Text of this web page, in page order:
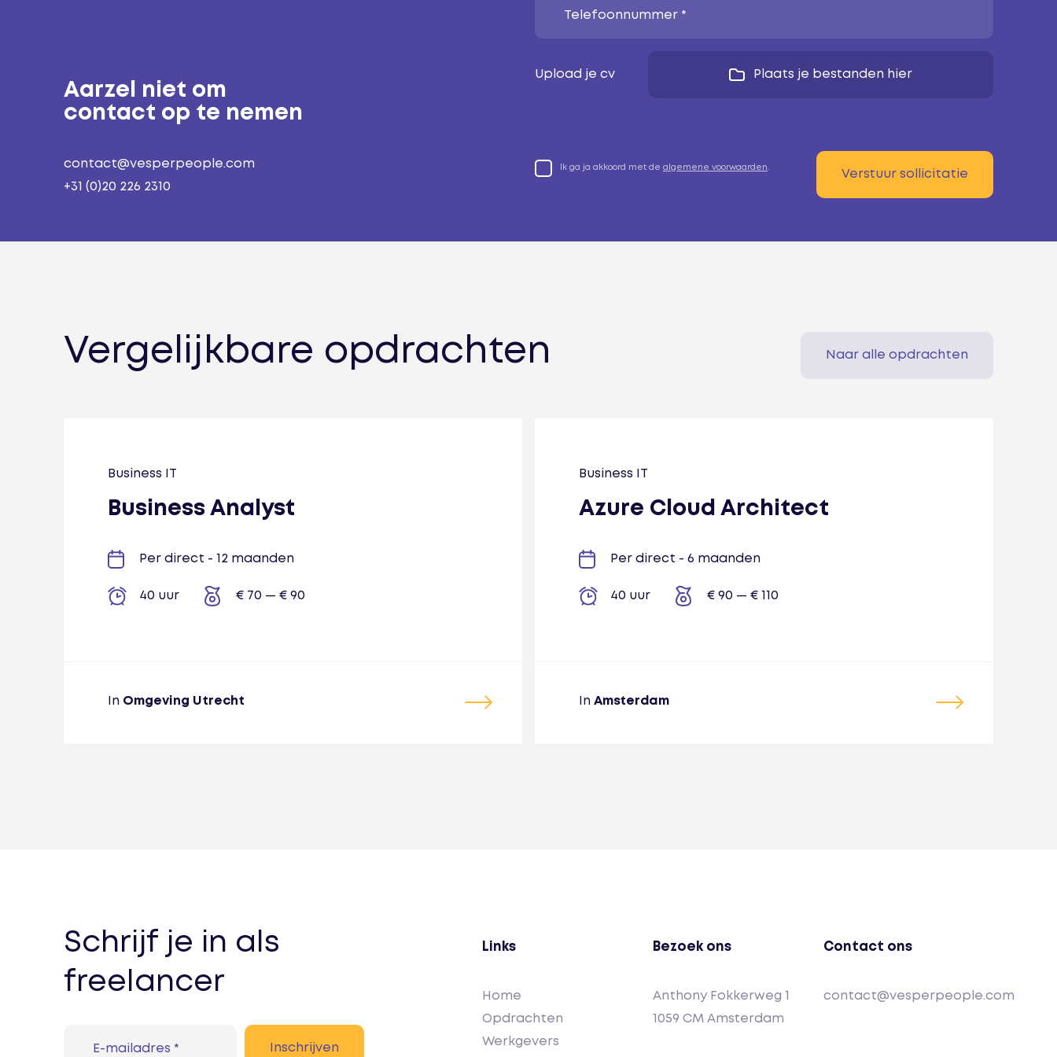
Aarzel niet om
contact op te nemen
contact@vesperpeople.com
+31 (0)20 226 2310
Telefoonnummer *
Upload je cv Plaats je bestanden hier
Ik ga ja akkoord met de algemene voorwaarden .
Verstuur sollicitatie
Vergelijkbare opdrachten Naar alle opdrachten
Business IT
Business Analyst
Per direct - 12 maanden
40 uur € 70 — € 90
In Omgeving Utrecht
Business IT
Azure Cloud Architect
Per direct - 6 maanden
40 uur € 90 — € 110
In Amsterdam
Schrijf je in als
freelancer
E-mailadres *
Inschrijven
Links
Home
Opdrachten
Werkgevers
Bezoek ons
Anthony Fokkerweg 1
1059 CM Amsterdam
Contact ons
contact@vesperpeople.com